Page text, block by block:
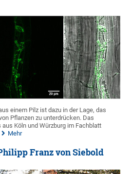
einem Pilz ist dazu in der Lage, das
Pflanzen zu unterdrücken. Das
Köln und Würzburg im Fachblatt
Mehr
Franz von Siebold